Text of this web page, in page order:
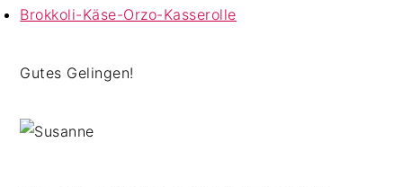
Brokkoli-Käse-Orzo-Kasserolle
Gutes Gelingen!